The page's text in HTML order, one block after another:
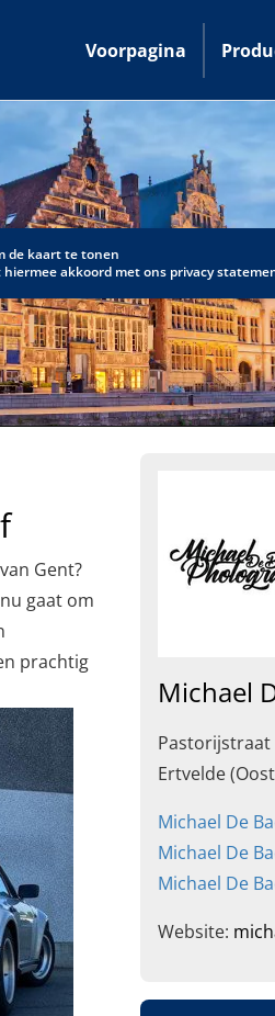
Voorpagina
de kaart te tonen
hiermee akkoord met ons privacy
Gent?
gaat om
prachtig
Michael
Pastorijstraat
Ertvelde
Michael De
Michael De
Michael De
Website: